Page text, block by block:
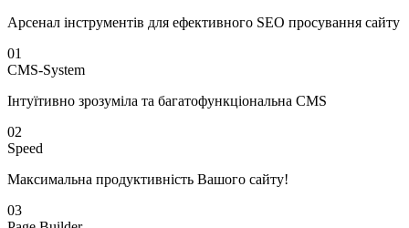
Арсенал інструментів для ефективного SEO просування сайту
01
CMS-System
Інтуїтивно зрозуміла та багатофункціональна CMS
02
Speed
Максимальна продуктивність Вашого сайту!
03